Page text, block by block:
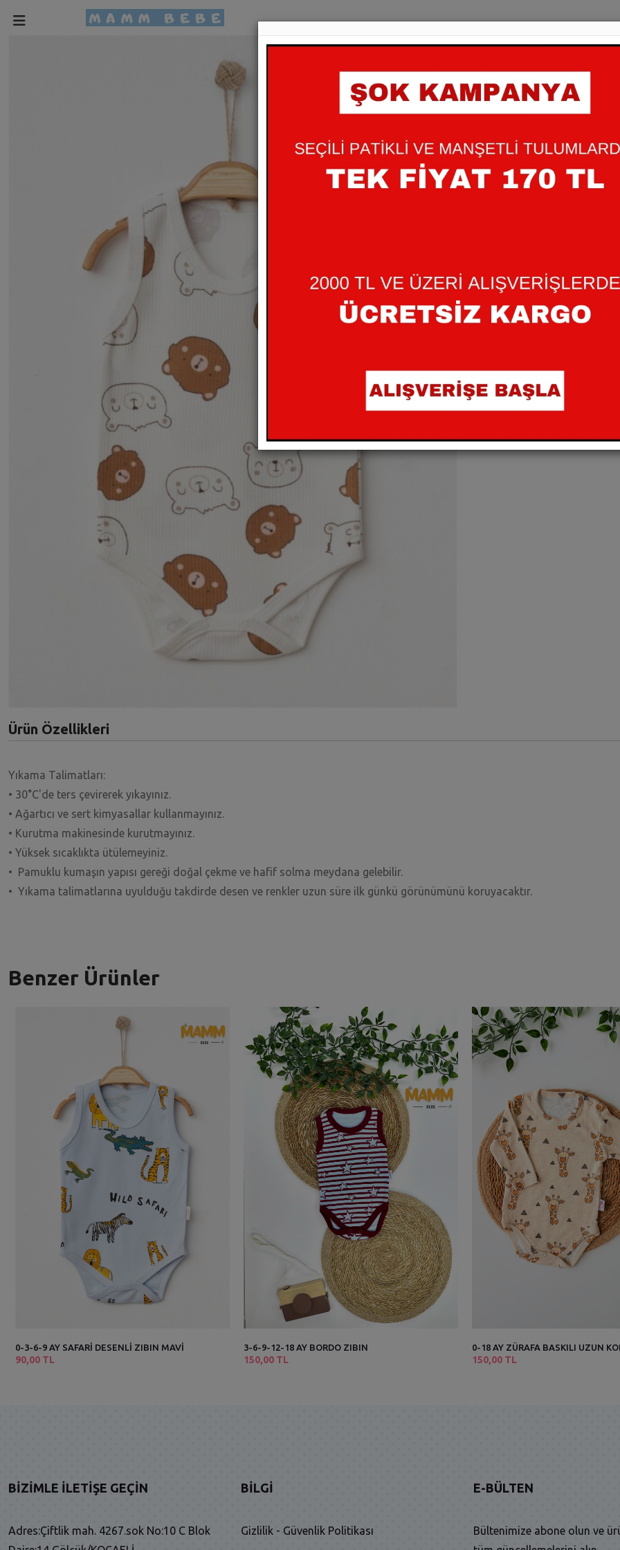
0-3-6-9 AY AYICIK
90,00 TL
Bebeğinizin cildine dost ,
pamuklu zıbınlarımız ile
Beden: YENI DOĞAN
Paylaş
Ürün Özellikleri
Yıkama Talimatları:
• 30°C'de ters çevirerek yıkayınız.
• Ağartıcı ve sert kimyasallar kullanmayınız.
• Kurutma makinesinde kurutmayınız.
• Yüksek sıcaklıkta ütülemeyiniz.
• Pamuklu kumaşın yapısı gereği doğal çekme ve hafif solma meydana gelebilir.
• Yıkama talimatlarına uyulduğu takdirde desen ve renkler uzun süre ilk günkü görünümünü koruyacaktır.
Benzer Ürünler
0-3-6-9 AY SAFARİ DESENLİ ZIBIN MAVİ
90,00 TL
3-6-9-12-18 AY BORDO ZIBIN
150,00 TL
0-18 AY ZÜRAFA BASKILI UZUN
150,00 TL
BIZIMLE İLETIŞE GEÇIN
Adres:Çiftlik mah. 4267.sok No:10 C Blok
BILGI
Gizlilik - Güvenlik Politikası
E-BÜLTEN
Bültenimize abone olun ve